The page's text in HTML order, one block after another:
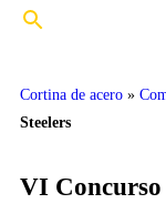
Cortina de acero »
Steelers
VI